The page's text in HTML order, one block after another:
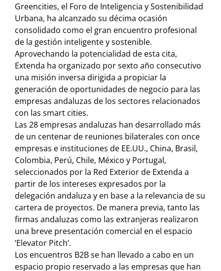
Greencities, el Foro de Inteligencia y Sostenibilidad
Urbana, ha alcanzado su décima ocasión
consolidado como el gran encuentro profesional
de la gestión inteligente y sostenible.
Aprovechando la potencialidad de esta cita,
Extenda ha organizado por sexto año consecutivo
una misión inversa dirigida a propiciar la
generación de oportunidades de negocio para las
empresas andaluzas de los sectores relacionados
con las smart cities.
Las 28 empresas andaluzas han desarrollado más
de un centenar de reuniones bilaterales con once
empresas e instituciones de EE.UU., China, Brasil,
Colombia, Perú, Chile, México y Portugal,
seleccionados por la Red Exterior de Extenda a
partir de los intereses expresados por la
delegación andaluza y en base a la relevancia de su
cartera de proyectos. De manera previa, tanto las
firmas andaluzas como las extranjeras realizaron
una breve presentación comercial en el espacio
‘Elevator Pitch’.
Los encuentros B2B se han llevado a cabo en un
espacio propio reservado a las empresas que han